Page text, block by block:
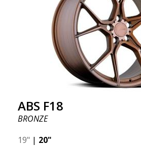
ABS F18
BRONZE
19" | 20"